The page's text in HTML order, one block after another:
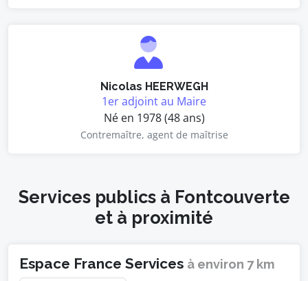
Nicolas HEERWEGH
1er adjoint au Maire
Né en 1978 (48 ans)
Contremaître, agent de maîtrise
Services publics à Fontcouverte
et à proximité
Espace France Services à environ 7 km